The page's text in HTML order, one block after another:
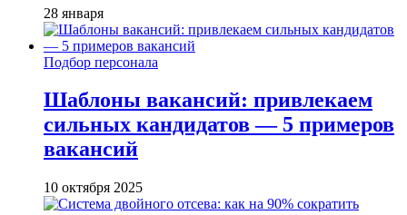
28 января
Подбор персонала
Шаблоны вакансий: привлекаем
сильных кандидатов — 5 примеров
вакансий
10 октября 2025